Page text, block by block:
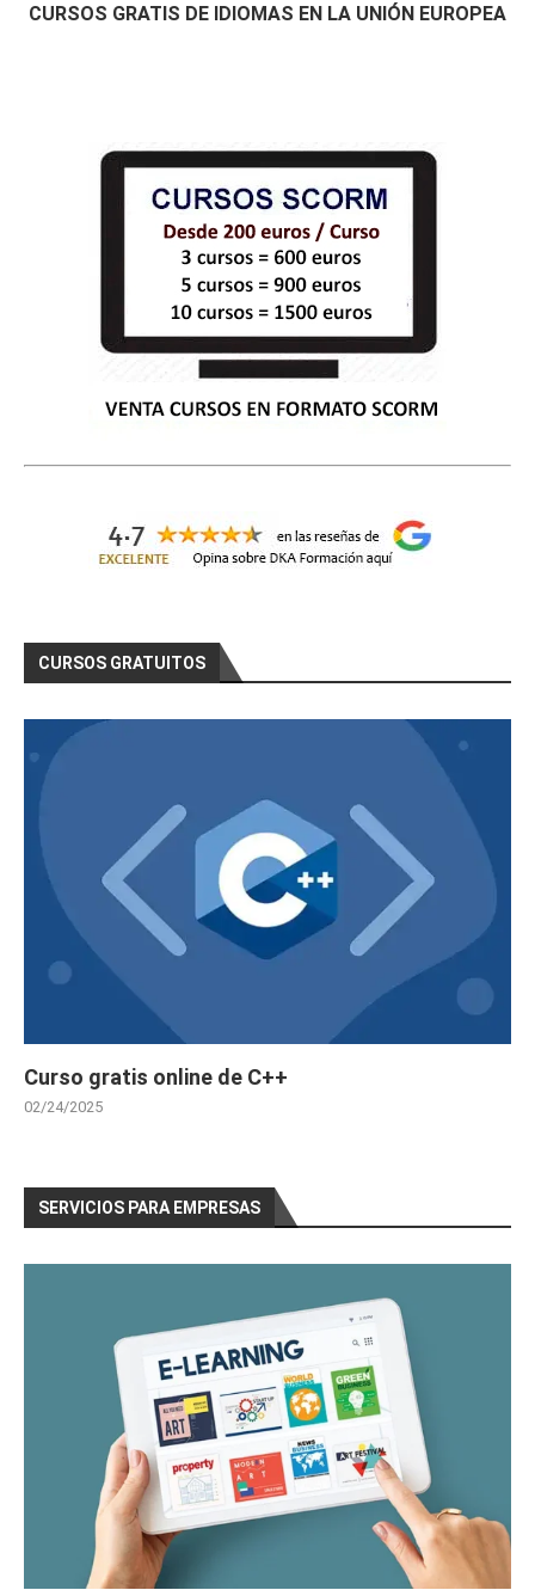
CURSOS GRATIS DE IDIOMAS EN LA UNIÓN EUROPEA
CURSOS GRATUITOS
Curso gratis online de C++
02/24/2025
SERVICIOS PARA EMPRESAS